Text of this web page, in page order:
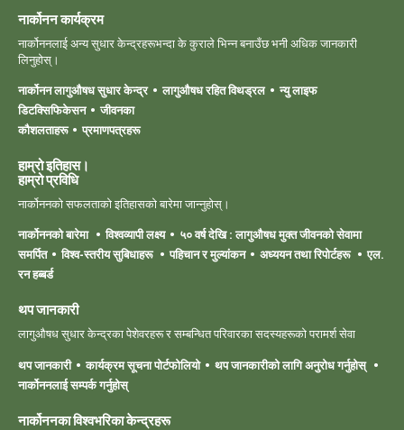
नार्कोनन कार्यक्रम
नार्कोननलाई अन्य सुधार केन्द्रहरूभन्दा के कुराले भिन्न बनाउँछ भनी अधिक जानकारी
लिनुहोस्।
नार्कोनन लागुऔषध सुधार केन्द्र
लागुऔषध रहित विथड्रल
न्यु लाइफ
डिटक्सिफिकेसन
जीवनका
कौशलताहरू
प्रमाणपत्रहरू
हाम्रो इतिहास।
हाम्रो ‍प्रविधि
नार्कोननको सफलताको इतिहासको बारेमा जान्नुहोस्।
नार्कोननको बारेमा
विश्वव्यापी लक्ष्य
५० वर्ष देखि : लागुऔषध मुक्त जीवनको सेवामा
समर्पित
विश्व-स्तरीय सुबिधाहरू पहिचान र मुल्यांकन अध्ययन तथा रिपोर्टहरू
एल.
रन हब्बर्ड
थप जानकारी
लागुऔषध सुधार केन्द्रका पेशेवरहरू र सम्बन्धित परिवारका सदस्यहरूको परामर्श सेवा
थप जानकारी
कार्यक्रम सूचना पोर्टफोलियो
थप जानकारीको लागि अनुरोध गर्नुहोस्
नार्कोननलाई सम्पर्क गर्नुहोस्
नार्कोननका विश्वभरिका केन्द्रहरू